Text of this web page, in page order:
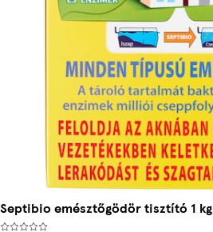
Septibio emésztőgödör tisztító 1 kg